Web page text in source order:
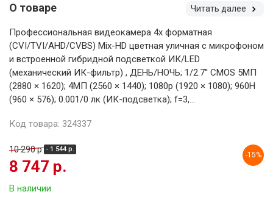
О товаре Читать далее
Профессиональная видеокамера 4х форматная
(CVI/TVI/AHD/CVBS) Mix-HD цветная уличная с микрофоном
и встроенной гибридной подсветкой ИК/LED
(механический ИК-фильтр) , ДЕНЬ/НОЧЬ; 1/2.7'' CMOS 5МП
(2880 × 1620); 4MП (2560 × 1440); 1080p (1920 × 1080); 960H
(960 × 576); 0.001/0 лк (ИК-подсветка); f=3,...
Код товара: 324337
10 290 р. - 1 544 р.
8 747 р.
-15%
В наличии